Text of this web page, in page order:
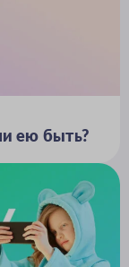
ею быть?